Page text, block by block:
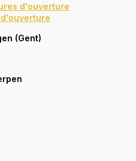
d'ouverture
(Gent)